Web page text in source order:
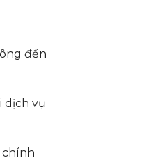
đến
dịch vụ
chính